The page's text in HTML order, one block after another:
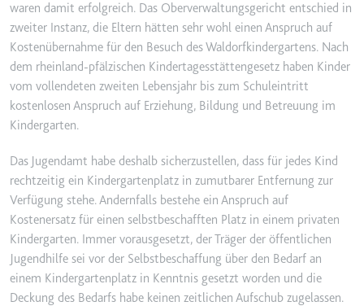
_gcl_au
Anbieter:
smartlaw.de
Zweck:
Wird verwendet, um die Effizienz
der Werbeaktivitäten der Website
Website über mehrere Websites
hinweg gesammelt werden.
Ablauf:
3 Monate
_gcl_ls
waren damit erfolgreich. Das Oberverwaltungsgericht entschied in
zweiter Instanz, die Eltern hätten sehr wohl einen Anspruch auf
Kostenübernahme für den Besuch des Waldorfkindergartens. Nach
dem rheinland-pfälzischen Kindertagesstättengesetz haben Kinder
vom vollendeten zweiten Lebensjahr bis zum Schuleintritt
kostenlosen Anspruch auf Erziehung, Bildung und Betreuung im
Kindergarten.
Das Jugendamt habe deshalb sicherzustellen, dass für jedes Kind
rechtzeitig ein Kindergartenplatz in zumutbarer Entfernung zur
Verfügung stehe. Andernfalls bestehe ein Anspruch auf
Kostenersatz für einen selbstbeschafften Platz in einem privaten
Kindergarten. Immer vorausgesetzt, der Träger der öffentlichen
Jugendhilfe sei vor der Selbstbeschaffung über den Bedarf an
einem Kindergartenplatz in Kenntnis gesetzt worden und die
Deckung des Bedarfs habe keinen zeitlichen Aufschub zugelassen.